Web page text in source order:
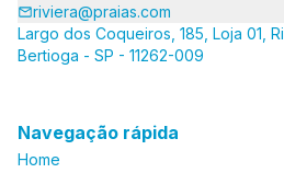
riviera@praias.com
Largo dos Coqueiros, 185, Loja 01,
Bertioga - SP - 11262-009
Navegação rápida
Home